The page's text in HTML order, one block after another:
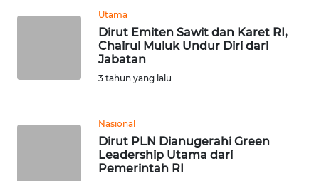
Utama
Dirut Emiten Sawit dan Karet RI,
Chairul Muluk Undur Diri dari
Jabatan
3 tahun yang lalu
Nasional
Dirut PLN Dianugerahi Green
Leadership Utama dari
Pemerintah RI
WN